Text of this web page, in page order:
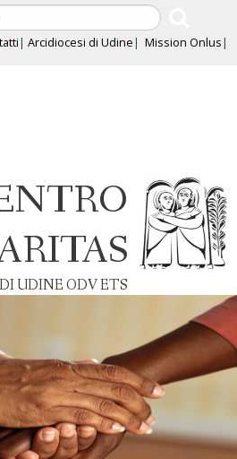
Arcidiocesi di Udine Mission Onlus
UDINE ODV ETS